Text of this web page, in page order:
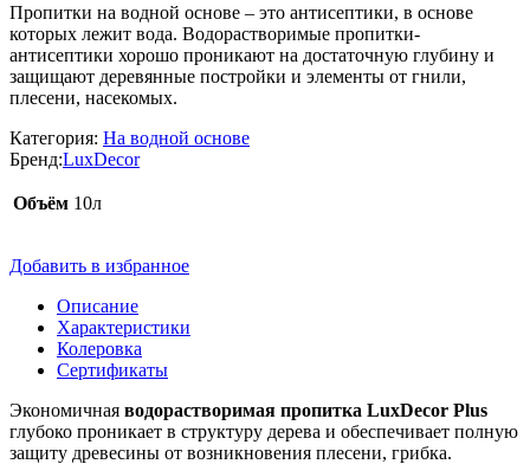
Пропитки на водной основе – это антисептики, в основе
которых лежит вода. Водорастворимые пропитки-
антисептики хорошо проникают на достаточную глубину и
защищают деревянные постройки и элементы от гнили,
плесени, насекомых.
Категория: На водной основе
Бренд:LuxDecor
Объём 10л
Добавить в избранное
Описание
Характеристики
Колеровка
Сертификаты
Экономичная водорастворимая пропитка LuxDecor Plus
глубоко проникает в структуру дерева и обеспечивает полную
защиту древесины от возникновения плесени, грибка.